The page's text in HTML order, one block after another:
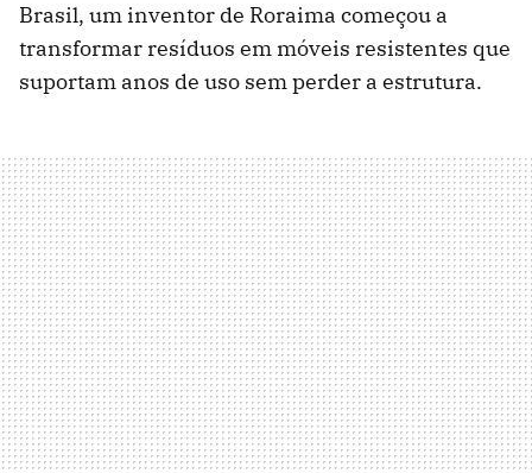
Brasil, um inventor de Roraima começou a
transformar resíduos em móveis resistentes que
suportam anos de uso sem perder a estrutura.